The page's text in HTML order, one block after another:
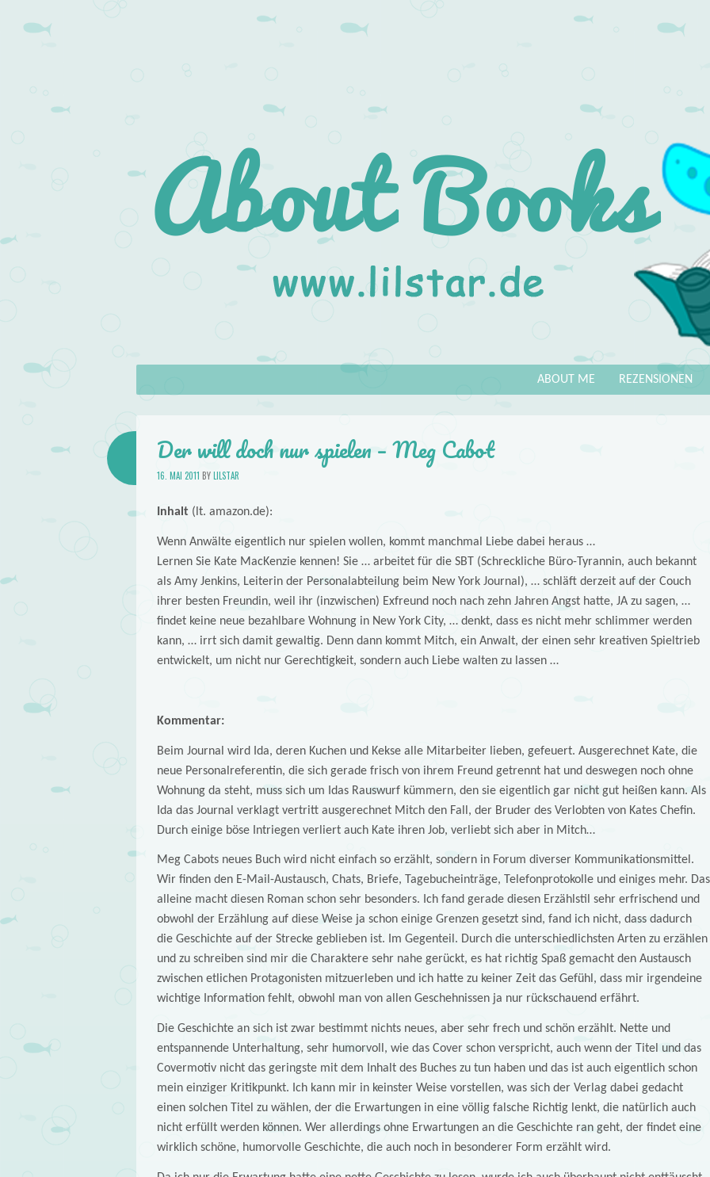
About
Books
Menu REZENSIONEN
ABOUT ME
Der will doch nur spielen – Meg Cabot
16. MAI 2011 BYLILSTAR
Inhalt (lt. amazon.de):
Wenn Anwälte eigentlich nur spielen wollen, kommt manchmal Liebe dabei heraus …
Lernen Sie Kate MacKenzie kennen! Sie … arbeitet für die SBT (Schreckliche Büro-Tyrannin, auch bekannt
als Amy Jenkins, Leiterin der Personalabteilung beim New York Journal), … schläft derzeit auf der Couch
ihrer besten Freundin, weil ihr (inzwischen) Exfreund noch nach zehn Jahren Angst hatte, JA zu sagen, …
findet keine neue bezahlbare Wohnung in New York City, … denkt, dass es nicht mehr schlimmer werden
kann, … irrt sich damit gewaltig. Denn dann kommt Mitch, ein Anwalt, der einen sehr kreativen Spieltrieb
entwickelt, um nicht nur Gerechtigkeit, sondern auch Liebe walten zu lassen …
Kommentar:
Beim Journal wird Ida, deren Kuchen und Kekse alle Mitarbeiter lieben, gefeuert. Ausgerechnet Kate, die
neue Personalreferentin, die sich gerade frisch von ihrem Freund getrennt hat und deswegen noch ohne
Wohnung da steht, muss sich um Idas Rauswurf kümmern, den sie eigentlich gar nicht gut heißen kann. Als
Ida das Journal verklagt vertritt ausgerechnet Mitch den Fall, der Bruder des Verlobten von Kates Chefin.
Durch einige böse Intriegen verliert auch Kate ihren Job, verliebt sich aber in Mitch…
Meg Cabots neues Buch wird nicht einfach so erzählt, sondern in Forum diverser Kommunikationsmittel.
Wir finden den E-Mail-Austausch, Chats, Briefe, Tagebucheinträge, Telefonprotokolle und einiges mehr. Das
alleine macht diesen Roman schon sehr besonders. Ich fand gerade diesen Erzählstil sehr erfrischend und
obwohl der Erzählung auf diese Weise ja schon einige Grenzen gesetzt sind, fand ich nicht, dass dadurch
die Geschichte auf der Strecke geblieben ist. Im Gegenteil. Durch die unterschiedlichsten Arten zu erzählen
und zu schreiben sind mir die Charaktere sehr nahe gerückt, es hat richtig Spaß gemacht den Austausch
zwischen etlichen Protagonisten mitzuerleben und ich hatte zu keiner Zeit das Gefühl, dass mir irgendeine
wichtige Information fehlt, obwohl man von allen Geschehnissen ja nur rückschauend erfährt.
Die Geschichte an sich ist zwar bestimmt nichts neues, aber sehr frech und schön erzählt. Nette und
entspannende Unterhaltung, sehr humorvoll, wie das Cover schon verspricht, auch wenn der Titel und das
Covermotiv nicht das geringste mit dem Inhalt des Buches zu tun haben und das ist auch eigentlich schon
mein einziger Kritikpunkt. Ich kann mir in keinster Weise vorstellen, was sich der Verlag dabei gedacht
einen solchen Titel zu wählen, der die Erwartungen in eine völlig falsche Richtig lenkt, die natürlich auch
nicht erfüllt werden können. Wer allerdings ohne Erwartungen an die Geschichte ran geht, der findet eine
wirklich schöne, humorvolle Geschichte, die auch noch in besonderer Form erzählt wird.